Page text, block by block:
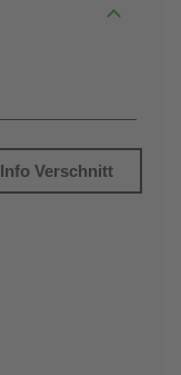
Info Verschnitt